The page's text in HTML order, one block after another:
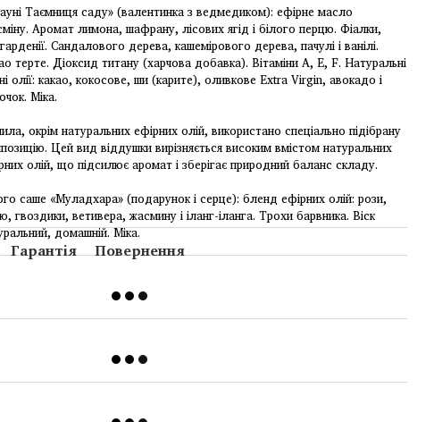
Таємниця саду» (валентинка з ведмедиком): ефірне масло
Аромат лимона, шафрану, лісових ягід і білого перцю. Фіалки,
Сандалового дерева, кашемірового дерева, пачулі і ванілі.
терте. Діоксид титану (харчова добавка). Вітаміни А, Е, F. Натуральні
олії: какао, кокосове, ши (карите), оливкове Extra Virgin, авокадо і
Міка.
окрім натуральних ефірних олій, використано спеціально підібрану
Цей вид віддушки вирізняється високим вмістом натуральних
олій, що підсилює аромат і зберігає природний баланс складу.
саше «Муладхара» (подарунок і серце): бленд ефірних олій: рози,
гвоздики, ветивера, жасмину і іланг-іланга. Трохи барвника. Віск
домашній. Міка.
Гарантія Повернення